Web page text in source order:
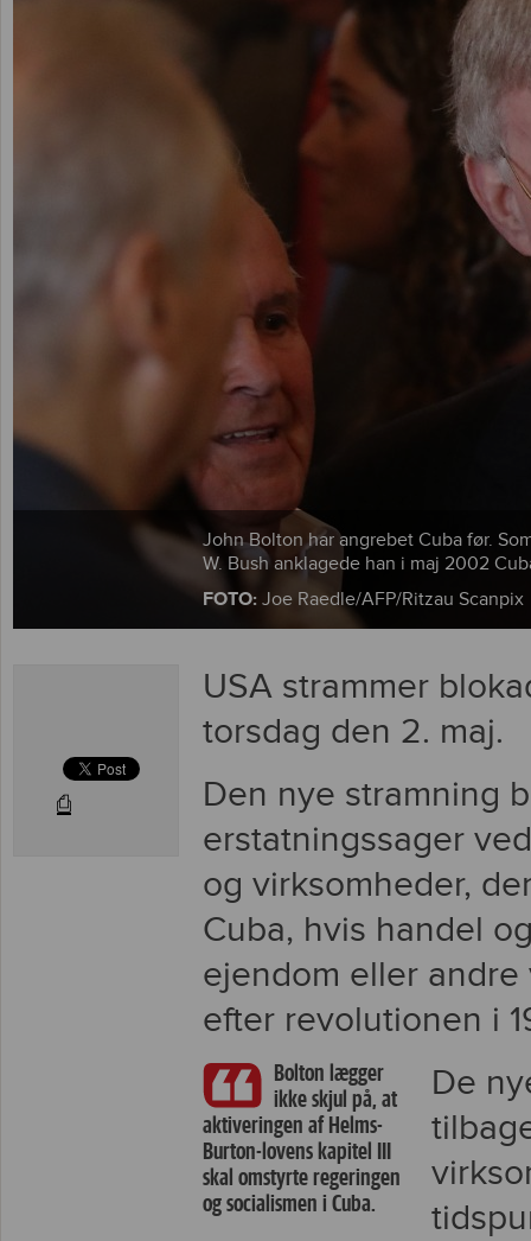
John Bolton har angrebet Cuba før.
W. Bush anklagede han i maj 2002
FOTO: Joe Raedle/AFP/Ritzau Scanpix
⎙
USA strammer
torsdag den 2. maj.
Den nye stramning
erstatningssager
og virksomheder,
Cuba, hvis handel
ejendom eller
efter revolutionen i
Bolton lægger
ikke skjul på, at
aktiveringen af Helms-
Burton-lovens kapitel III
skal omstyrte regeringen
og socialismen i Cuba.
De